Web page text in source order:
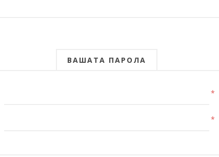
ВАШАТА ПАРОЛА
*
*